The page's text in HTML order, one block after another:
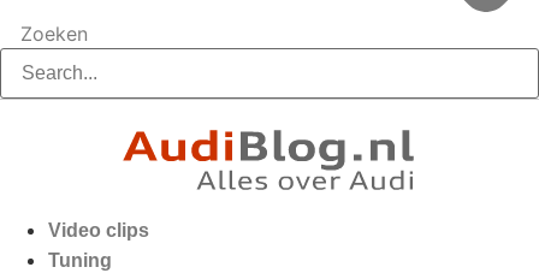
Zoeken
Video clips
Tuning